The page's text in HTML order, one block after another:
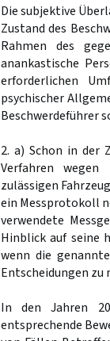
Die subjektive
Zustand des
Rahmen des
anankastische
erforderlichen
psychischer
Beschwerdeführer
2. a) Schon in der
Verfahren wegen
zulässigen
ein Messprotokoll
verwendete
Hinblick auf seine
wenn die
Entscheidungen zu
In den Jahren
entsprechende